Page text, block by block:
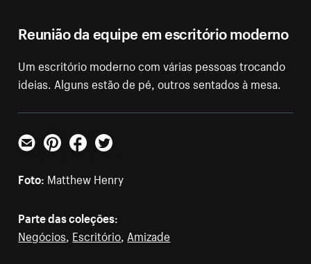
Reunião da equipe em escritório moderno
Um escritório moderno com várias pessoas trocando
ideias. Alguns estão de pé, outros sentados à mesa.
E-mailPinterestFacebookTwitter
Foto: Matthew Henry
Parte das coleções:
Negócios, Escritório, Amizade